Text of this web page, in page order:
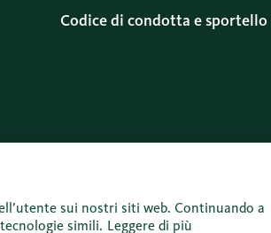
Codice di condotta e sportello
dati
legali
sui nostri siti web. Continuando a
simili. Leggere di più